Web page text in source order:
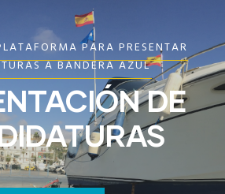
PARA PRESENTAR
A BANDERA AZUL
DE